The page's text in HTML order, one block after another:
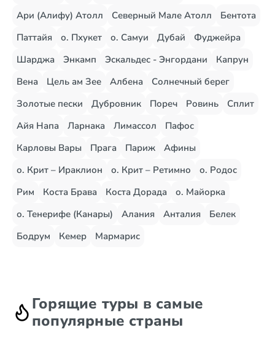
Ари (Алифу) Атолл
Северный Мале Атолл
Бентота
Паттайя
о. Пхукет о. Самуи Дубай
Фуджейра
Шарджа
Энкамп Эскальдес - Энгордани
Капрун
Вена
Цель ам Зее Албена
Солнечный берег
Золотые пески
Дубровник Пореч Ровинь
Сплит
Айя Напа
Ларнака Лимассол
Пафос
Карловы Вары
Прага Париж
Афины
о. Крит – Ираклион
о. Крит – Ретимно
о. Родос
Рим
Коста Брава Коста Дорада
о. Майорка
о. Тенерифе (Канары)
Алания Анталия
Белек
Бодрум
Кемер Мармарис
Горящие туры в самые
популярные страны